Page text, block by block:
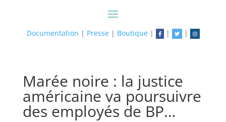
Documentation | Presse| Boutique| | |
Marée noire : la justice
américaine va poursuivre
des employés de BP…